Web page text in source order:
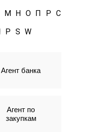
М Н О П Р С
P S W
Агент банка
Агент по
закупкам